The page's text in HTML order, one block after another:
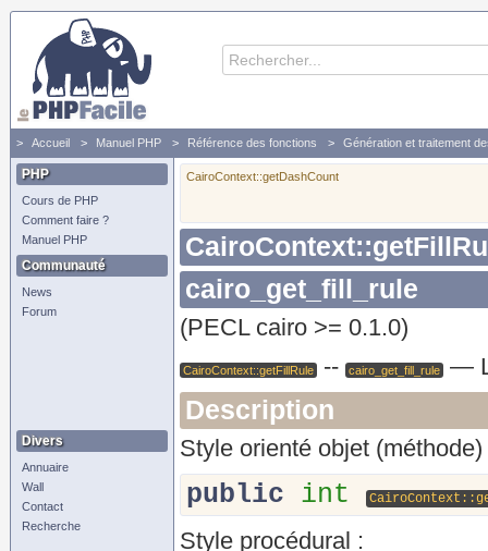
Accueil Manuel PHP Référence des fonctions Génération et traitement
PHP
Cours de PHP
Comment faire ?
Manuel PHP
Communauté
News
Forum
Divers
Annuaire
Wall
Contact
Recherche
CairoContext::getDashCount
cairo_get_fill_rule
(PECL cairo >= 0.1.0)
CairoContext::getFillRule -- cairo_get_fill_rule —
Description
Style orienté objet (méthode)
public int
Style procédural :